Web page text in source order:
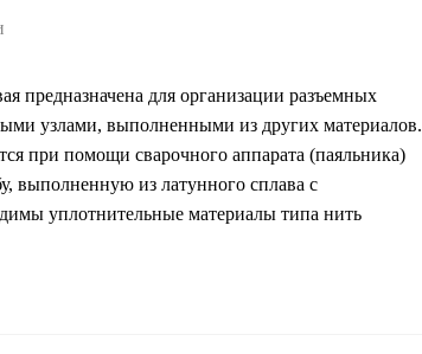
предназначена для организации разъемных
узлами, выполненными из других материалов.
при помощи сварочного аппарата (паяльника)
выполненную из латунного сплава с
уплотнительные материалы типа нить